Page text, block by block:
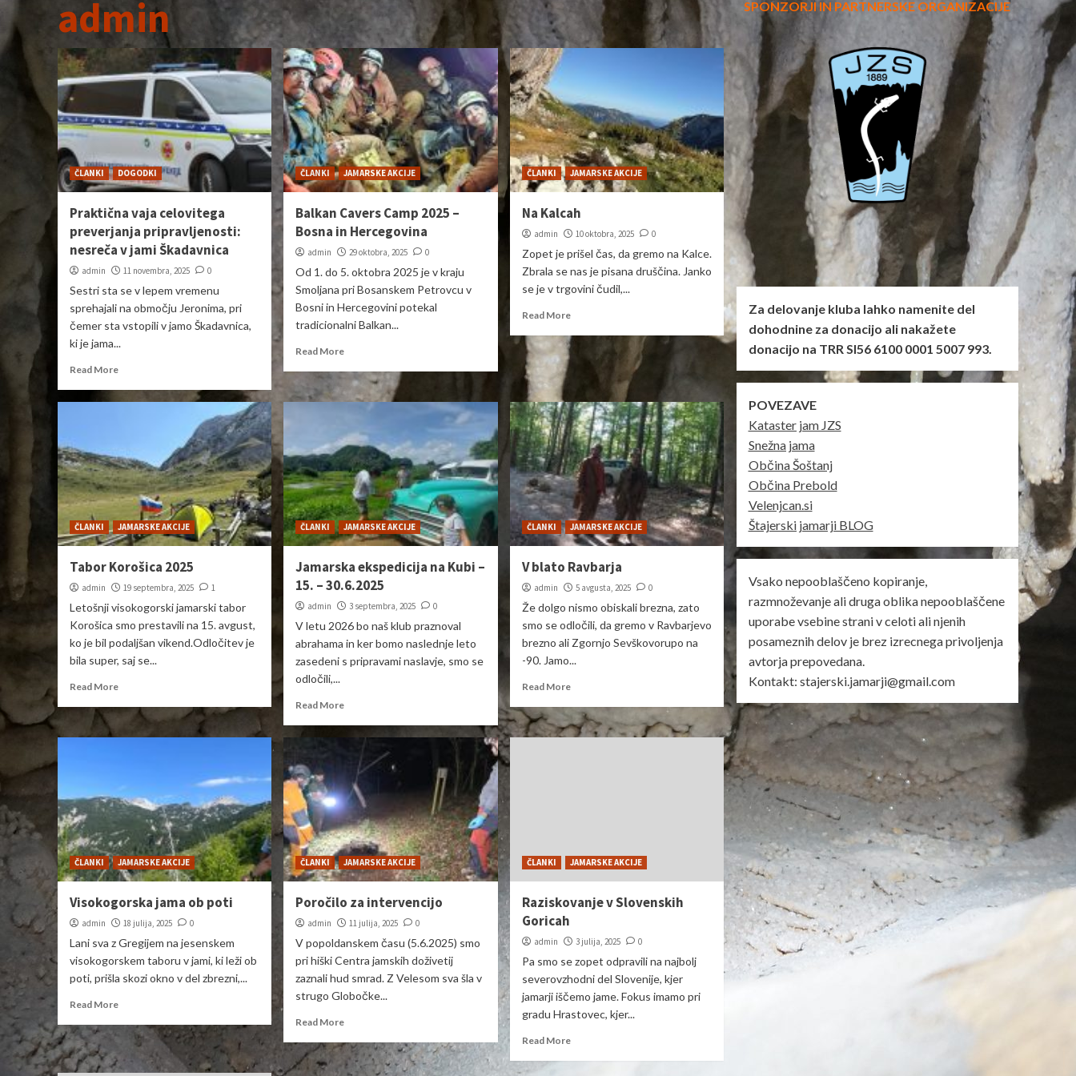
admin
ČLANKI DOGODKI
Praktična vaja celovitega
preverjanja pripravljenosti:
nesreča v jami Škadavnica
admin 11 novembra, 2025 0
Sestri sta se v lepem vremenu
sprehajali na območju Jeronima, pri
čemer sta vstopili v jamo Škadavnica,
ki je jama...
Read More
ČLANKI JAMARSKE AKCIJE
Balkan Cavers Camp 2025 –
Bosna in Hercegovina
admin 29 oktobra, 2025 0
Od 1. do 5. oktobra 2025 je v kraju
Smoljana pri Bosanskem Petrovcu v
Bosni in Hercegovini potekal
tradicionalni Balkan...
Read More
ČLANKI JAMARSKE AKCIJE
Na Kalcah
admin 10 oktobra, 2025 0
Zopet je prišel čas, da gremo na Kalce.
Zbrala se nas je pisana druščina. Janko
se je v trgovini čudil,...
Read More
ČLANKI JAMARSKE AKCIJE
Tabor Korošica 2025
admin 19 septembra, 2025 1
Letošnji visokogorski jamarski tabor
Korošica smo prestavili na 15. avgust,
ko je bil podaljšan vikend.Odločitev je
bila super, saj se...
Read More
ČLANKI JAMARSKE AKCIJE
Jamarska ekspedicija na Kubi –
15. – 30.6.2025
admin 3 septembra, 2025 0
V letu 2026 bo naš klub praznoval
abrahama in ker bomo naslednje leto
zasedeni s pripravami naslavje, smo se
odločili,...
Read More
ČLANKI JAMARSKE AKCIJE
V blato Ravbarja
admin 5 avgusta, 2025 0
Že dolgo nismo obiskali brezna, zato
smo se odločili, da gremo v Ravbarjevo
brezno ali Zgornjo Sevškovorupo na
-90. Jamo...
Read More
ČLANKI JAMARSKE AKCIJE
Visokogorska jama ob poti
admin 18 julija, 2025 0
Lani sva z Gregijem na jesenskem
visokogorskem taboru v jami, ki leži ob
poti, prišla skozi okno v del zbrezni,...
Read More
ČLANKI JAMARSKE AKCIJE
Poročilo za intervencijo
admin 11 julija, 2025 0
V popoldanskem času (5.6.2025) smo
pri hiški Centra jamskih doživetij
zaznali hud smrad. Z Velesom sva šla v
strugo Globočke...
Read More
ČLANKI JAMARSKE AKCIJE
Raziskovanje v Slovenskih
Goricah
admin 3 julija, 2025 0
Pa smo se zopet odpravili na najbolj
severovzhodni del Slovenije, kjer
jamarji iščemo jame. Fokus imamo pri
gradu Hrastovec, kjer...
Read More
SPONZORJI IN PARTNERSKE ORGANIZACIJE
Za delovanje kluba lahko namenite del
dohodnine za donacijo ali nakažete
donacijo na TRR SI56 6100 0001 5007 993.
POVEZAVE
Kataster jam JZS
Snežna jama
Občina Šoštanj
Občina Prebold
Velenjcan.si
Štajerski jamarji BLOG
Vsako nepooblaščeno kopiranje,
razmnoževanje ali druga oblika nepooblaščene
uporabe vsebine strani v celoti ali njenih
posameznih delov je brez izrecnega privoljenja
avtorja prepovedana.
Kontakt: stajerski.jamarji@gmail.com